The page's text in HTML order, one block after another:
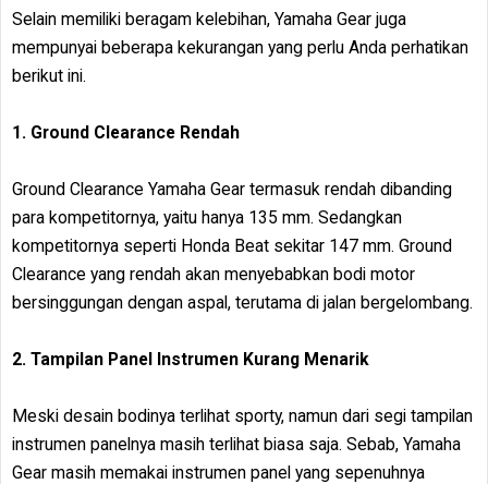
Selain memiliki beragam kelebihan, Yamaha Gear juga
mempunyai beberapa kekurangan yang perlu Anda perhatikan
berikut ini.
1. Ground Clearance Rendah
Ground Clearance Yamaha Gear termasuk rendah dibanding
para kompetitornya, yaitu hanya 135 mm. Sedangkan
kompetitornya seperti Honda Beat sekitar 147 mm. Ground
Clearance yang rendah akan menyebabkan bodi motor
bersinggungan dengan aspal, terutama di jalan bergelombang.
2. Tampilan Panel Instrumen Kurang Menarik
Meski desain bodinya terlihat sporty, namun dari segi tampilan
instrumen panelnya masih terlihat biasa saja. Sebab, Yamaha
Gear masih memakai instrumen panel yang sepenuhnya